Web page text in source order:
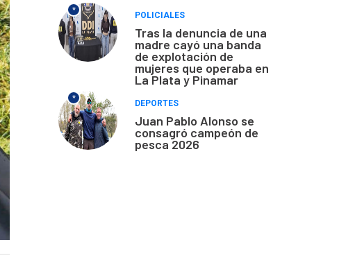
*
POLICIALES
Tras la denuncia de una
madre cayó una banda
de explotación de
mujeres que operaba en
La Plata y Pinamar
*
DEPORTES
Juan Pablo Alonso se
consagró campeón de
pesca 2026